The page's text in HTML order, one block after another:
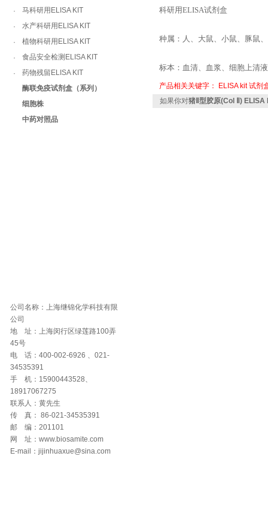
·
马科研用ELISA KIT
·
水产科研用ELISA KIT
·
植物科研用ELISA KIT
·
食品安全检测ELISA KIT
·
药物残留ELISA KIT
酶联免疫试剂盒（系列）
细胞株
中药对照品
公司名称：上海继锦化学科技有限
公司
地 址：上海闵行区绿莲路100弄
45号
电 话：400-002-6926 、021-
34535391
手 机：15900443528、
18917067275
联系人：黄先生
传 真： 86-021-34535391
邮 编：201101
网 址：www.biosamite.com
E-mail：jijinhuaxue@sina.com
科研用ELISA试剂盒
种属：人、大鼠、小鼠、豚鼠
标本：血清、血浆、细胞上清
产品相关关键字： ELISA kit 试剂
如果你对猪Ⅱ型胶原(Col Ⅱ) ELISA